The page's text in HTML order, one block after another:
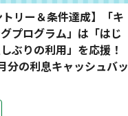
トリー＆条件達成】「キ
プログラム」は「はじ
ぶりの利用」を応援！
分の利息キャッシュバッ